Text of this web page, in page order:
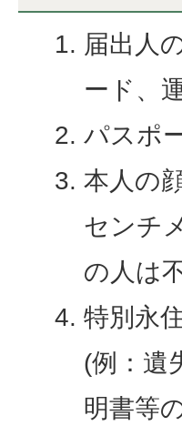
届出人
ード、
パスポ
本人の
センチ
の人は
特別永
(例：遺
明書等